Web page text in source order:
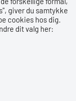
giver du samtykke
cookies hos dig.
dit valg her: